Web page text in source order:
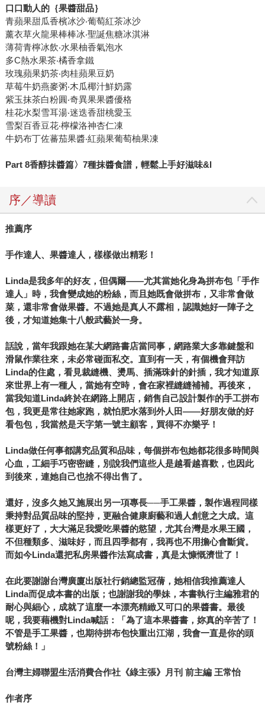
口口動人的｛果醬甜品｝
青蘋果甜瓜香檳冰沙‧葡萄紅茶冰沙
薰衣草火龍果棒棒冰‧聖誕焦糖冰淇淋
薄荷青檸冰飲‧水果柚香氣泡水
多C熱水果茶‧橘香拿鐵
玫瑰蘋果奶茶‧肉桂蘋果豆奶
草莓牛奶燕麥粥‧木瓜椰汁鮮奶露
紫玉抹茶白粉圓‧奇異果果醬優格
桂花水梨雪耳湯‧迷迭香甜桃愛玉
雪梨百香豆花‧檸檬洛神杏仁凍
牛奶布丁佐蕃茄果醬‧紅蘋果葡萄柚果凍
Part 8香醇抺醬篇〉7種抹醬食譜，輕鬆上手好滋味&l
序／導讀
推薦序
手作達人、果醬達人，樣樣做出精彩！
Linda是我多年的好友，但偶爾——尤其當她化身為拼布包「手作
達人」時，我會變成她的粉絲，而且她既會做拼布，又非常會做
菜，還非常會做果醬。不過她是真人不露相，認識她好一陣子之
後，才知道她集十八般武藝於一身。
話說，當年我跟她在某大網路書店當同事，網路業大多靠鍵盤和
滑鼠作業往來，未必常碰面私交。直到有一天，有個機會拜訪
Linda的住處，看見裁縫機、燙馬、插滿珠針的針插，我才知道原
來世界上有一種人，當她有空時，會在家裡縫縫補補。再後來，
當我知道Linda終於在網路上開店，銷售自己設計製作的手工拼布
包，我更是常往她家跑，就怕肥水落到外人田——好朋友做的好
看包包，我當然是天字第一號主顧客，買得不亦樂乎！
Linda做任何事都講究品質和品味，每個拼布包她都花很多時間與
心血，工細手巧密密縫，別說我們這些人是越看越喜歡，也因此
到後來，連她自己也捨不得出售了。
還好，沒多久她又施展出另一項專長──手工果醬，製作過程同樣
秉持對品質品味的堅持，更融合健康廚藝和過人創意之大成。這
樣更好了，大大滿足我愛吃果醬的慾望，尤其台灣是水果王國，
不但種類多、滋味好，而且四季都有，我再也不用擔心會斷貨。
而如今Linda還把私房果醬作法寫成書，真是太慷慨濟世了！
在此要謝謝台灣廣廈出版社行銷總監冠蒨，她相信我推薦達人
Linda而促成本書的出版；也謝謝我的學妹，本書執行主編雅君的
耐心與細心，成就了這麼一本漂亮精緻又可口的果醬書。最後
呢，我要藉機對Linda喊話：「為了這本果醬書，妳真的辛苦了！
不管是手工果醬，也期待拼布包快重出江湖，我會一直是你的頭
號粉絲！」
台灣主婦聯盟生活消費合作社《綠主張》月刊 前主編 王常怡
作者序